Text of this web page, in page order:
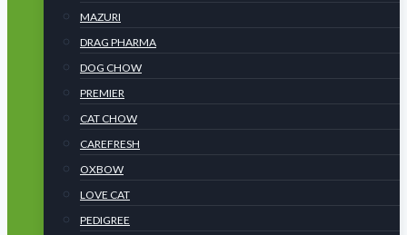
MAZURI
DRAG PHARMA
DOG CHOW
PREMIER
CAT CHOW
CAREFRESH
OXBOW
LOVE CAT
PEDIGREE